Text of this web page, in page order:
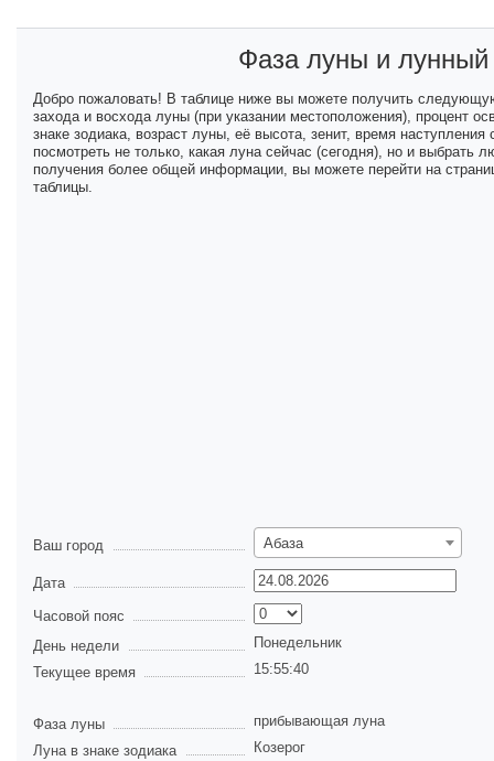
Фаза луны и
Добро пожаловать! В таблице ниже вы можете получить
захода и восхода луны (при указании местоположения), процент
знаке зодиака, возраст луны, её высота, зенит, время
посмотреть не только, какая луна сейчас (сегодня), но и
получения более общей информации, вы можете перейти на
таблицы.
Ваш город Абаза
Дата
Часовой пояс
День недели
Понедельник
Текущее время
15:55:40
Фаза луны
прибывающая луна
Луна в знаке зодиака
Козерог